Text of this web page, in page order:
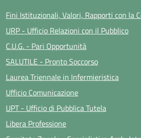
Fini Istituzionali, Valori, Rapporti con la
URP - Ufficio Relazioni con il Pubblico
C.U.G. - Pari Opportunità
SALUTILE - Pronto Soccorso
Laurea Triennale in Infermieristica
Ufficio Comunicazione
UPT - Ufficio di Pubblica Tutela
Libera Professione